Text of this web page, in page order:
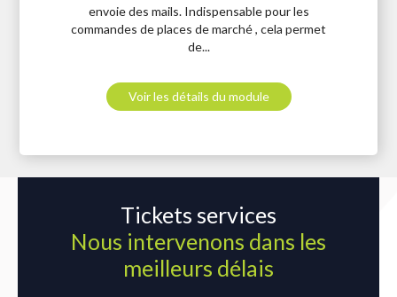
envoie des mails. Indispensable pour les
commandes de places de marché , cela permet
de...
Voir les détails du module
Tickets services
Nous intervenons dans les
meilleurs délais